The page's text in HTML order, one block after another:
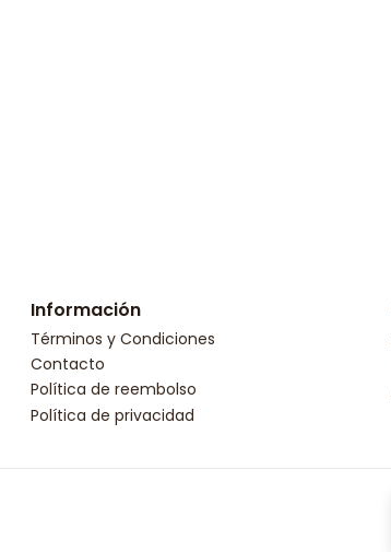
Información
Términos y Condiciones
Contacto
Política de reembolso
Política de privacidad